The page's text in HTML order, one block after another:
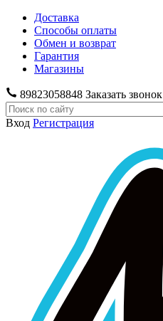
Доставка
Способы оплаты
Обмен и возврат
Гарантия
Магазины
89823058848 Заказать звонок
Вход Регистрация